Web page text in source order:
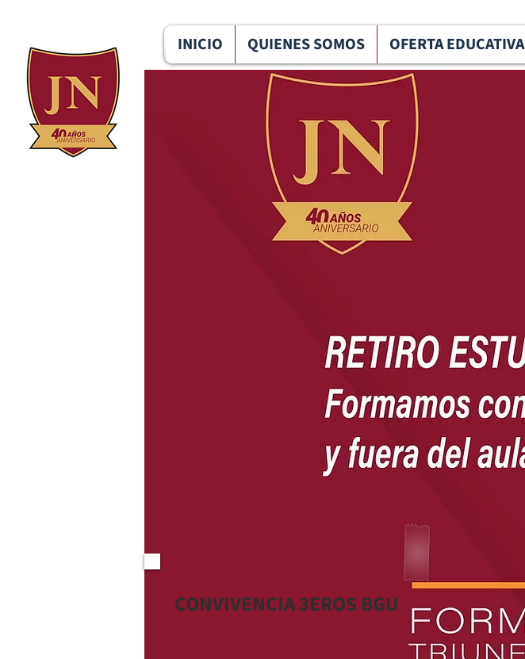
INICIO QUIENES SOMOS OFERTA EDUCATIVA
CONVIVENCIA 3EROS BGU